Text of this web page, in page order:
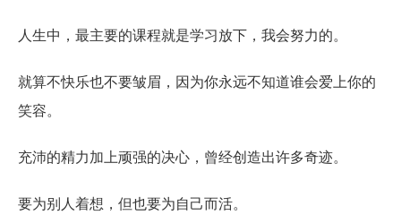
人生中，最主要的课程就是学习放下，我会努力的。
就算不快乐也不要皱眉，因为你永远不知道谁会爱上你的
笑容。
充沛的精力加上顽强的决心，曾经创造出许多奇迹。
要为别人着想，但也要为自己而活。